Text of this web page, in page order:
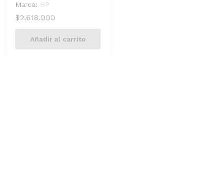
Marca: HP
$2.618.000
Añadir al carrito